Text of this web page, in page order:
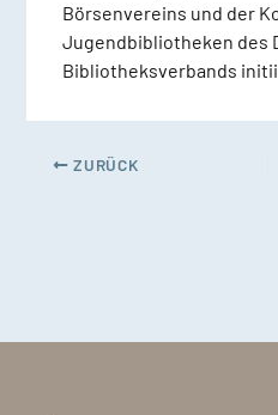
Börsenvereins und der
Jugendbibliotheken des
Bibliotheksverbands
ZURÜCK